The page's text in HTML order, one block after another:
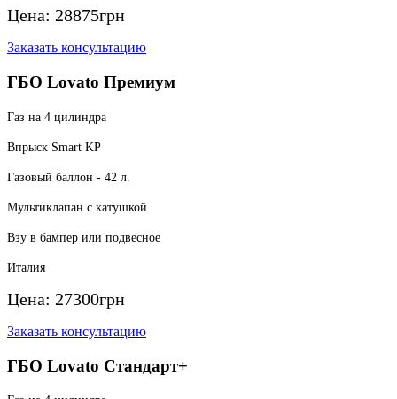
Цена: 28875грн
Заказать консультацию
ГБО Lovato Премиум
Газ на 4 цилиндра
Впрыск Smart KP
Газовый баллон - 42 л.
Мультиклапан с катушкой
Взу в бампер или подвесное
Италия
Цена: 27300грн
Заказать консультацию
ГБО Lovato Стандарт+